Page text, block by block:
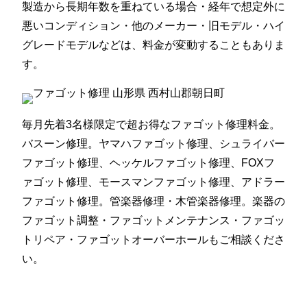
製造から長期年数を重ねている場合・経年で想定外に
悪いコンディション・他のメーカー・旧モデル・ハイ
グレードモデルなどは、料金が変動することもありま
す。
毎月先着3名様限定で超お得なファゴット修理料金。
バスーン修理。ヤマハファゴット修理、シュライバー
ファゴット修理、ヘッケルファゴット修理、FOXフ
ァゴット修理、モースマンファゴット修理、アドラー
ファゴット修理。管楽器修理・木管楽器修理。楽器の
ファゴット調整・ファゴットメンテナンス・ファゴッ
トリペア・ファゴットオーバーホールもご相談くださ
い。